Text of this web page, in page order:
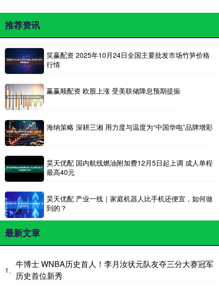
推荐资讯
笑赢配资 2025年10月24日全国主要批发市场竹笋价格
行情
赢赢顺配资 欧股上涨 受美联储降息预期提振
海纳策略 深耕三湘 用力度与温度为“中国华电”品牌增彩
昊天优配 国内航线燃油附加费12月5日起上调 成人单程
最高40元
昊天优配 产业一线｜家庭机器人比手机还便宜，如何做
到的？
最新文章
1、
牛博士 WNBA历史首人！李月汝状元队友夺三分大赛冠军
历史首位新秀